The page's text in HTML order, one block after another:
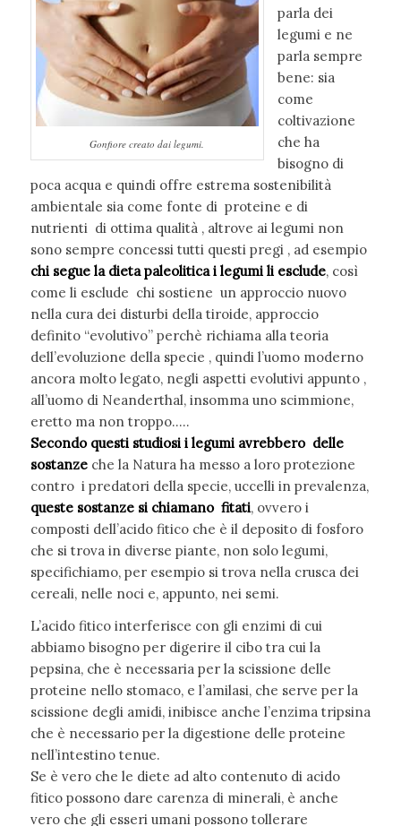
Gonfiore creato dai legumi.
parla dei
legumi e ne
parla sempre
bene: sia
come
coltivazione
che ha
bisogno di
poca acqua e quindi offre estrema sostenibilità
ambientale sia come fonte di proteine e di
nutrienti di ottima qualità , altrove ai legumi non
sono sempre concessi tutti questi pregi , ad esempio
chi segue la dieta paleolitica i legumi li esclude, così
come li esclude chi sostiene un approccio nuovo
nella cura dei disturbi della tiroide, approccio
definito “evolutivo” perchè richiama alla teoria
dell’evoluzione della specie , quindi l’uomo moderno
ancora molto legato, negli aspetti evolutivi appunto ,
all’uomo di Neanderthal, insomma uno scimmione,
eretto ma non troppo…..
Secondo questi studiosi i legumi avrebbero delle
sostanze che la Natura ha messo a loro protezione
contro i predatori della specie, uccelli in prevalenza,
queste sostanze si chiamano fitati, ovvero i
composti dell’acido fitico che è il deposito di fosforo
che si trova in diverse piante, non solo legumi,
specifichiamo, per esempio si trova nella crusca dei
cereali, nelle noci e, appunto, nei semi.
L’acido fitico interferisce con gli enzimi di cui
abbiamo bisogno per digerire il cibo tra cui la
pepsina, che è necessaria per la scissione delle
proteine nello stomaco, e l’amilasi, che serve per la
scissione degli amidi, inibisce anche l’enzima tripsina
che è necessario per la digestione delle proteine
nell’intestino tenue.
Se è vero che le diete ad alto contenuto di acido
fitico possono dare carenza di minerali, è anche
vero che gli esseri umani possono tollerare